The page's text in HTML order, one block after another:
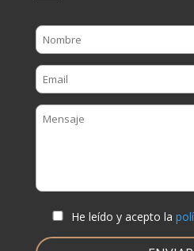
He leído y acepto la